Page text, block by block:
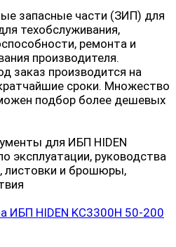
запасные части (ЗИП) для
техобслуживания,
ремонта и
производителя.
заказ производится на
сроки. Множество
подбор более дешевых
для ИБП HIDEN
эксплуатации, руководства
листовки и брошюры,
ИБП HIDEN KC3300H 50-200